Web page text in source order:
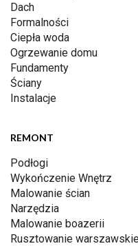
Dach
Formalności
Ciepła woda
Ogrzewanie domu
Fundamenty
Ściany
Instalacje
REMONT
Podłogi
Wykończenie Wnętrz
Malowanie ścian
Narzędzia
Malowanie boazerii
Rusztowanie